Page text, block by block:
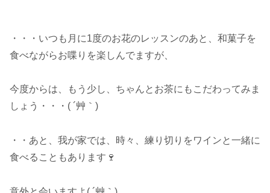
・・・いつも月に1度のお花のレッスンのあと、 和菓子を
食べながらお喋りを楽しんでますが、
今度からは、もう少し、ちゃんとお茶にもこだわってみま
しょう・・・( ´艸｀)
・・あと、我が家では、時々、練り切りをワインと一緒に
食べることもあります🍷